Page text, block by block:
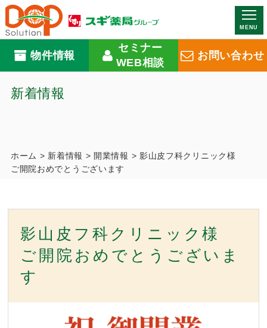
MENU
物件情報
セミナー
WEB相談
お問い合わせ
新着情報
ホーム > 新着情報 > 開業情報 > 影山皮フ科クリニック様
ご開院おめでとうございます
影山皮フ科クリニック様
ご開院おめでとうございま
す